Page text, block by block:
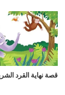
قصة نهاية القرد